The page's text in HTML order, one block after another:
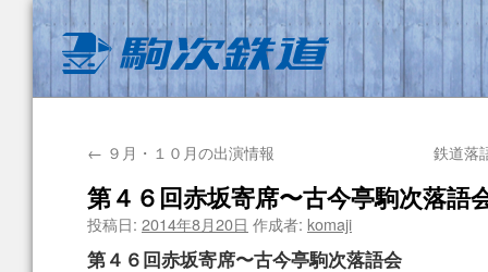
← ９月・１０月の出演情報 鉄道落
第４６回赤坂寄席〜古今亭駒次落語
投稿日: 2014年8月20日 作成者: komaji
第４６回赤坂寄席〜古今亭駒次落語会